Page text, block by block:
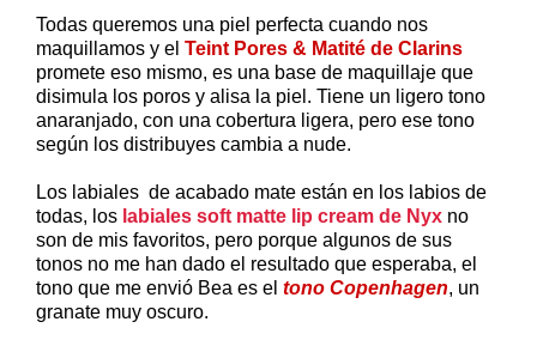
Todas queremos una piel perfecta cuando nos
maquillamos y el Teint Pores & Matité de Clarins
promete eso mismo, es una base de maquillaje que
disimula los poros y alisa la piel. Tiene un ligero tono
anaranjado, con una cobertura ligera, pero ese tono
según los distribuyes cambia a nude.
Los labiales de acabado mate están en los labios de
todas, los labiales soft matte lip cream de Nyx no
son de mis favoritos, pero porque algunos de sus
tonos no me han dado el resultado que esperaba, el
tono que me envió Bea es el tono Copenhagen, un
granate muy oscuro.